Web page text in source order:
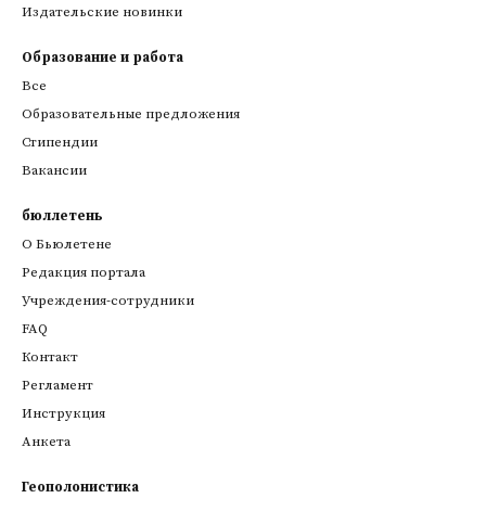
Издательские новинки
Образование и работа
Все
Образовательные предложения
Стипендии
Вакансии
бюллетень
О Бьюлетене
Редакция портала
Учреждения-сотрудники
FAQ
Контакт
Регламент
Инструкция
Анкета
Геополонистика